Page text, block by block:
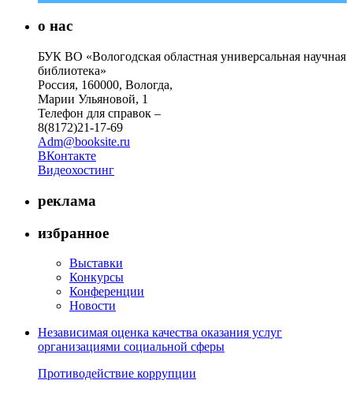
о нас
БУК ВО «Вологодская областная универсальная научная
библиотека»
Россия, 160000, Вологда,
Марии Ульяновой, 1
Телефон для справок –
8(8172)21-17-69
Adm@booksite.ru
ВКонтакте
Видеохостинг
реклама
избранное
Выставки
Конкурсы
Конференции
Новости
Независимая оценка качества оказания услуг
организациями социальной сферы
Противодействие коррупции